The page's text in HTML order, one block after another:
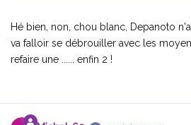
Hé bien, non, chou blanc, Depanoto
va falloir se débrouiller avec les
refaire une ...... enfin 2 !